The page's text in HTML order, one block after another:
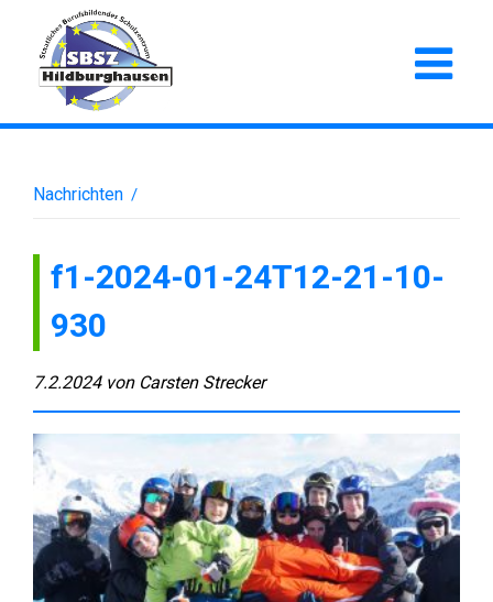
Nachrichten /
f1-2024-01-24T12-21-10-
930
7.2.2024 von Carsten Strecker